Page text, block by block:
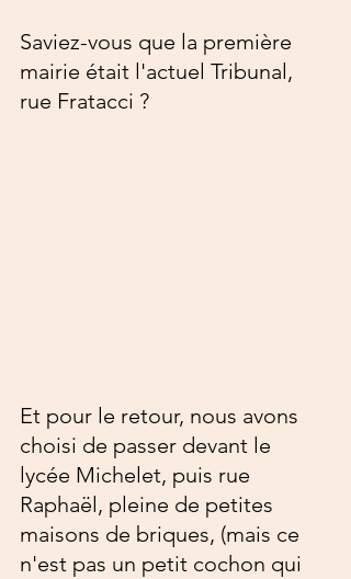
Saviez-vous que la première
mairie était l'actuel Tribunal,
rue Fratacci ?
Et pour le retour, nous avons
choisi de passer devant le
lycée Michelet, puis rue
Raphaël, pleine de petites
maisons de briques, (mais ce
n'est pas un petit cochon qui